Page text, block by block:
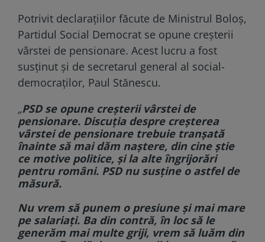
Potrivit declarațiilor făcute de Ministrul Boloș,
Partidul Social Democrat se opune creșterii
vârstei de pensionare. Acest lucru a fost
susținut și de secretarul general al social-
democraților, Paul Stănescu.
„PSD se opune creșterii vârstei de
pensionare. Discuția despre creșterea
vârstei de pensionare trebuie tranșată
înainte să mai dăm naștere, din cine știe
ce motive politice, și la alte îngrijorări
pentru români. PSD nu susține o astfel de
măsură.
Nu vrem să punem o presiune și mai mare
pe salariați. Ba din contră, în loc să le
generăm mai multe griji, vrem să luăm din